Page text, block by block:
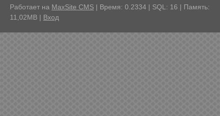
Работает на MaxSite CMS | Время: 0.2334 | SQL: 16 | Память:
11,02MB | Вход